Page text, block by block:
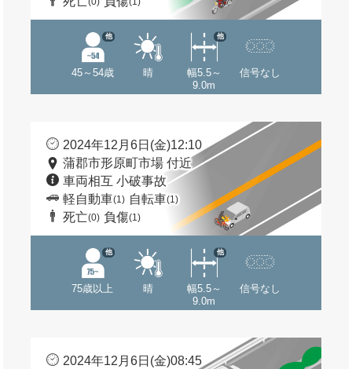
45～54歳
他
晴
幅5.5～
9.0m
他
信号なし
2024年12月6日(金)12:10
蒲郡市形原町市場 付近
車両相互 小破事故
軽自動車(1) 自転車(1)
死亡(0) 負傷(1)
75歳以上
他
晴
幅5.5～
9.0m
他
信号なし
2024年12月6日(金)08:45